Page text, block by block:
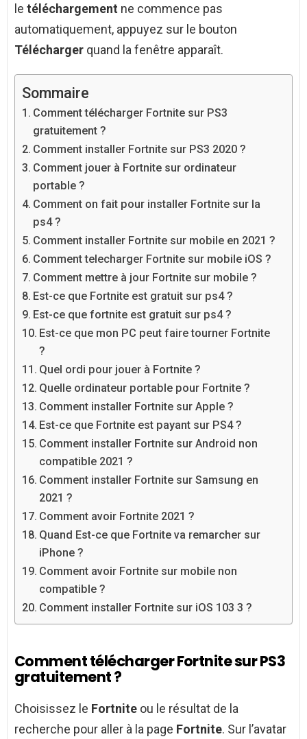
le téléchargement ne commence pas
automatiquement, appuyez sur le bouton
Télécharger quand la fenêtre apparaît.
Sommaire
Comment télécharger Fortnite sur PS3
gratuitement ?
Comment installer Fortnite sur PS3 2020 ?
Comment jouer à Fortnite sur ordinateur
portable ?
Comment on fait pour installer Fortnite sur la
ps4 ?
Comment installer Fortnite sur mobile en 2021 ?
Comment telecharger Fortnite sur mobile iOS ?
Comment mettre à jour Fortnite sur mobile ?
Est-ce que Fortnite est gratuit sur ps4 ?
Est-ce que fortnite est gratuit sur ps4 ?
Est-ce que mon PC peut faire tourner Fortnite
?
Quel ordi pour jouer à Fortnite ?
Quelle ordinateur portable pour Fortnite ?
Comment installer Fortnite sur Apple ?
Est-ce que Fortnite est payant sur PS4 ?
Comment installer Fortnite sur Android non
compatible 2021 ?
Comment installer Fortnite sur Samsung en
2021 ?
Comment avoir Fortnite 2021 ?
Quand Est-ce que Fortnite va remarcher sur
iPhone ?
Comment avoir Fortnite sur mobile non
compatible ?
Comment installer Fortnite sur iOS 103 3 ?
Comment télécharger Fortnite sur PS3
gratuitement ?
Choisissez le Fortnite ou le résultat de la
recherche pour aller à la page Fortnite. Sur l’avatar